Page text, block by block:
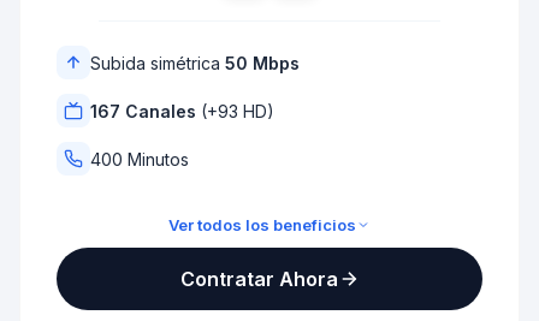
Subida simétrica 50 Mbps
167 Canales (+93 HD)
400 Minutos
Ver todos los beneficios
TV Full + Altice TV ProContratar Ahora